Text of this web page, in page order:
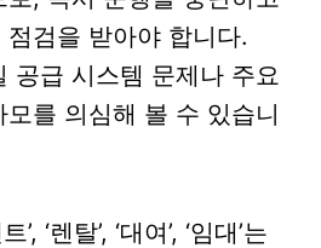
점검을 받아야 합니다.
공급 시스템 문제나 주요
모를 의심해 볼 수 있습니
‘렌탈’, ‘대여’, ‘임대’는